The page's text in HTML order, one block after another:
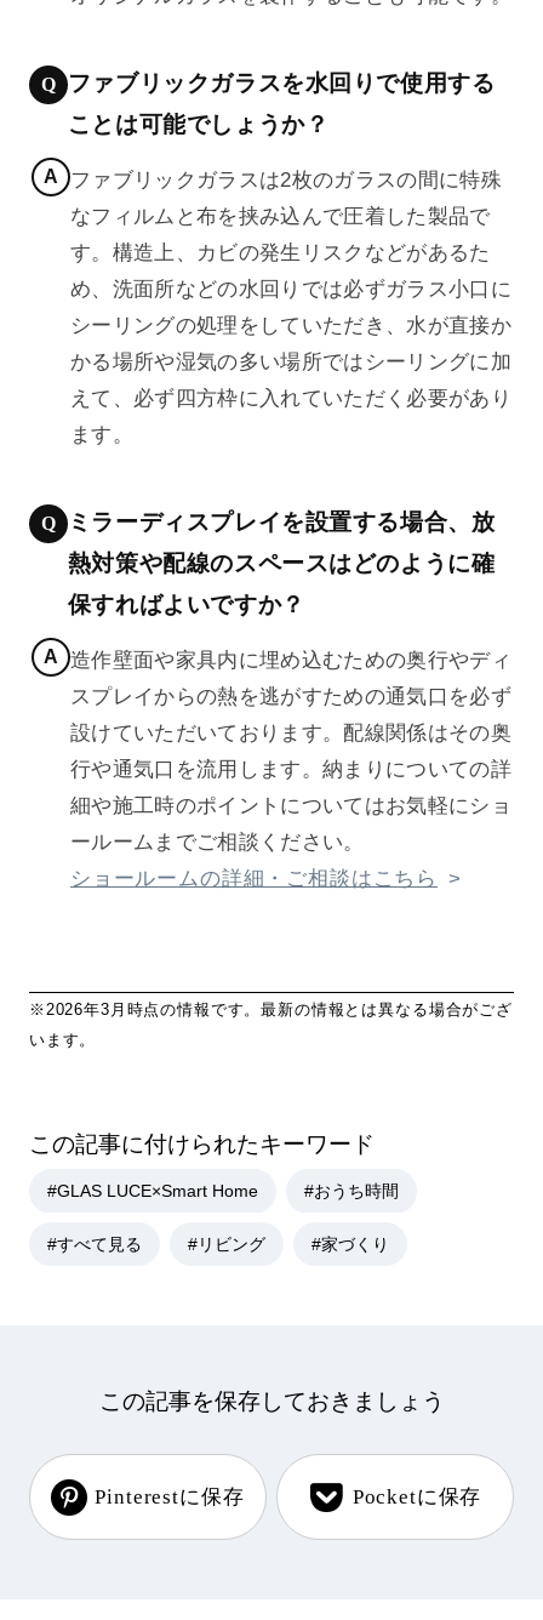
ファブリックガラスを水回りで使用する
ことは可能でしょうか？
ファブリックガラスは2枚のガラスの間に特殊
なフィルムと布を挟み込んで圧着した製品で
す。構造上、カビの発生リスクなどがあるた
め、洗面所などの水回りでは必ずガラス小口に
シーリングの処理をしていただき、水が直接か
かる場所や湿気の多い場所ではシーリングに加
えて、必ず四方枠に入れていただく必要があり
ます。
ミラーディスプレイを設置する場合、放
熱対策や配線のスペースはどのように確
保すればよいですか？
造作壁面や家具内に埋め込むための奥行やディ
スプレイからの熱を逃がすための通気口を必ず
設けていただいております。配線関係はその奥
行や通気口を流用します。納まりについての詳
細や施工時のポイントについてはお気軽にショ
ールームまでご相談ください。
ショールームの詳細・ご相談はこちら
※2026年3月時点の情報です。最新の情報とは異なる場合がござ
います。
この記事に付けられたキーワード
#GLAS LUCE×Smart Home #おうち時間
#すべて見る #リビング #家づくり
この記事を保存しておきましょう
Pinterestに保存 Pocketに保存